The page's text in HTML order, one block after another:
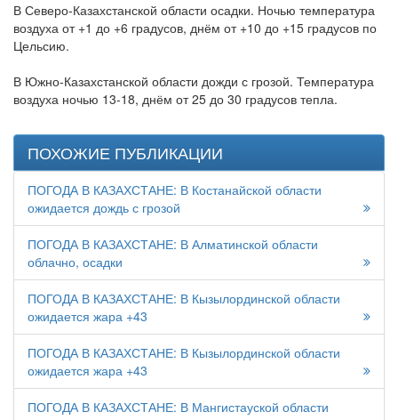
В Северо-Казахстанской области осадки. Ночью температура
воздуха от +1 до +6 градусов, днём от +10 до +15 градусов по
Цельсию.
В Южно-Казахстанской области дожди с грозой. Температура
воздуха ночью 13-18, днём от 25 до 30 градусов тепла.
ПОХОЖИЕ ПУБЛИКАЦИИ
ПОГОДА В КАЗАХСТАНЕ: В Костанайской области
ожидается дождь с грозой
ПОГОДА В КАЗАХСТАНЕ: В Алматинской области
облачно, осадки
ПОГОДА В КАЗАХСТАНЕ: В Кызылординской области
ожидается жара +43
ПОГОДА В КАЗАХСТАНЕ: В Кызылординской области
ожидается жара +43
ПОГОДА В КАЗАХСТАНЕ: В Мангистауской области